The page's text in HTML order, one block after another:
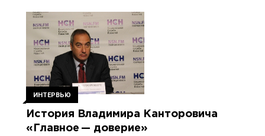
ИНТЕРВЬЮ
История Владимира Канторовича
«Главное — доверие»